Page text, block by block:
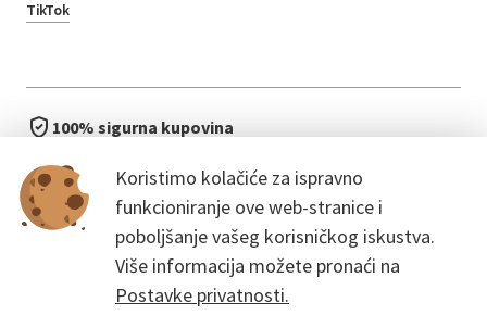
Koristimo kolačiće za ispravno
funkcioniranje ove web-stranice i
poboljšanje vašeg korisničkog iskustva.
Više informacija možete pronaći na
Postavke privatnosti.
TikTok
100% sigurna kupovina
bez čekanja u redu